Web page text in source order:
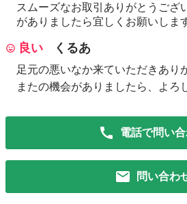
スムーズなお取引ありがとうござ
がありましたら宜しくお願いしま
良い くるあ
足元の悪いなか来ていただきあり
またの機会がありましたら、よろ
電話で問い
問い合わ